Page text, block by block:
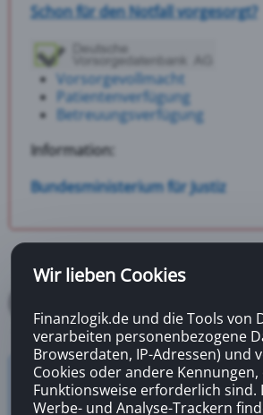
Schon für den Notfall vorgesorgt?
Vorsorgevollmacht
Patientenverfügung
Betreuungsverfügung
Information:
Bundesministerium für Justiz
Versicherungsrechner
Zahnzusatzversicherung
Wir lieben Cookies
Finanzlogik.de und die Tools von
verarbeiten personenbezogene
Browserdaten, IP-Adressen) und
Cookies oder andere
Funktionsweise erforderlich sind.
Werbe- und Analyse-Trackern